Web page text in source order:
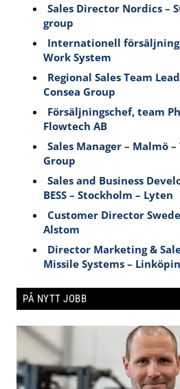
Sales Director Nordics –
group
Internationell
Work System
Regional Sales Team
Consea Group
Försäljningschef, team
Flowtech AB
Sales Manager – Malmö
Group
Sales and Business
BESS – Stockholm – Lyten
Customer Director
Alstom
Director Marketing &
Missile Systems –
PÅ NYTT JOBB